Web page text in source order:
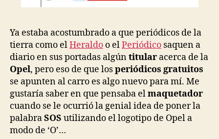
Ya estaba acostumbrado a que periódicos de la
tierra como elHeraldo o elPeriódico saquen a
diario en sus portadas algúntitular acerca de la
Opel, pero eso de que losperiódicos gratuitos
se apunten al carro es algo nuevo para mí. Me
gustaría saber en que pensaba elmaquetador
cuando se le ocurrió la genial idea de poner la
palabraSOS utilizando el logotipo de Opel a
modo de ‘O’…